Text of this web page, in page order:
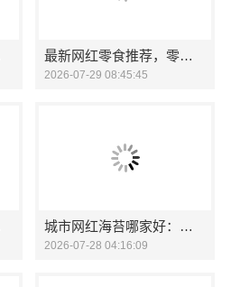
最新网红零食推荐，零食大明星满足您的多种需求！
2026-07-29 08:45:45
城市网红海苔哪家好：零食大明星海苔香脆原味
2026-07-28 04:16:09